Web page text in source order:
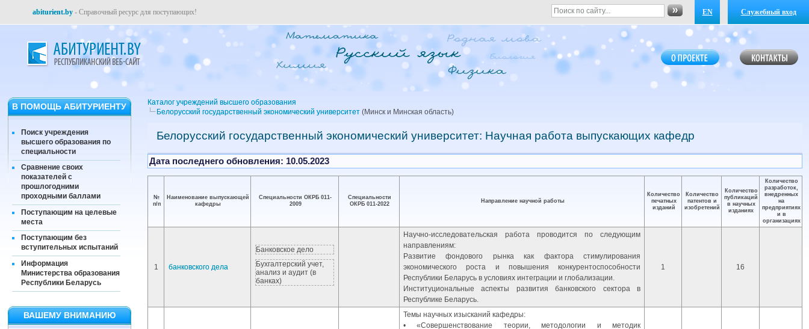
EN Служебный вход
abiturient.by - Справочный ресурс для поступающих!
В ПОМОЩЬ АБИТУРИЕНТУ
Поиск учреждения
высшего образования по
специальности
Сравнение своих
показателей с
прошлогодними
проходными баллами
Поступающим на целевые
места
Поступающим без
вступительных испытаний
Информация
Министерства образования
Республики Беларусь
ВАШЕМУ ВНИМАНИЮ
Каталог учреждений высшего образования
Белорусский государственный экономический университет (Минск и Минская область)
Белорусский государственный экономический университет: Научная работа выпускающих кафедр
Дата последнего обновления: 10.05.2023
№
п/п
Наименование выпускающей
кафедры
Специальности ОКРБ 011-
2009
Специальности
ОКРБ 011-2022
Направление научной работы
Количество
печатных
изданий
Количество
патентов и
изобретений
Количество
публикаций
в научных
изданиях
Количество
разработок,
внедренных
на
предприятиях
и в
организациях
1 банковского дела
Банковское дело
Бухгалтерский учет,
анализ и аудит (в
банках)
Научно-исследовательская работа проводится по следующим
направлениям:
Развитие фондового рынка как фактора стимулирования
экономического роста и повышения конкурентоспособности
Республики Беларусь в условиях интеграции и глобализации.
Институциональные аспекты развития банковского сектора в
Республике Беларусь.
1 16
Темы научных изысканий кафедры:
• «Совершенствование теории, методологии и методик